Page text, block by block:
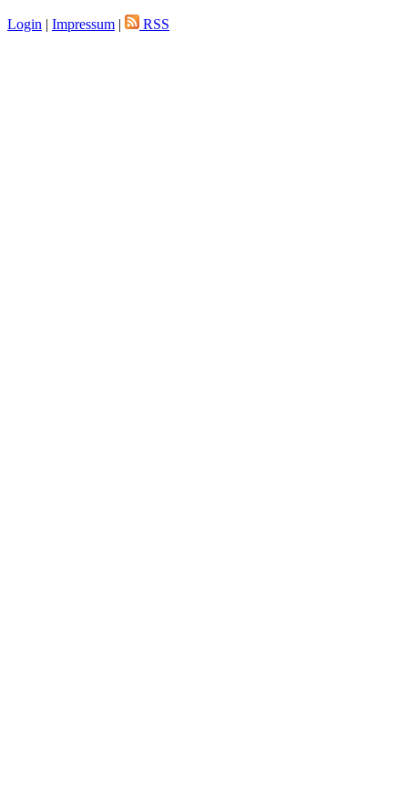
Login | Impressum | RSS